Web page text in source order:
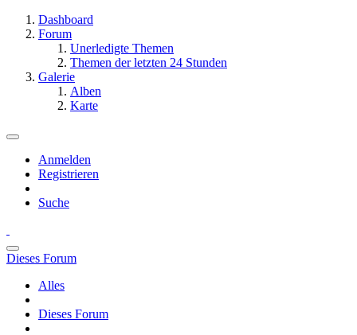
Dashboard
Forum
Unerledigte Themen
Themen der letzten 24 Stunden
Galerie
Alben
Karte
Anmelden
Registrieren
Suche
Dieses Forum
Alles
Dieses Forum